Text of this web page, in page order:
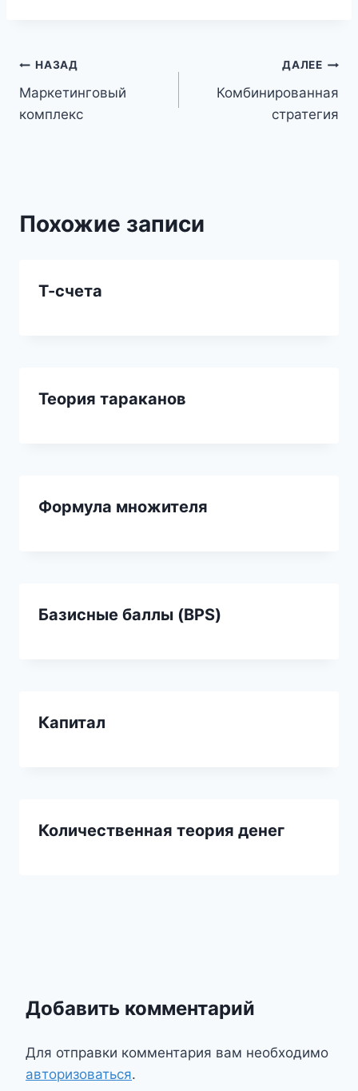
Навигация
по
НАЗАД
Маркетинговый
комплекс
ДАЛЕЕ
Комбинированная
стратегия
Похожие записи
Т-счета
Теория тараканов
Формула множителя
Базисные баллы (BPS)
Капитал
Количественная теория денег
Добавить комментарий
Для отправки комментария вам необходимо
авторизоваться.